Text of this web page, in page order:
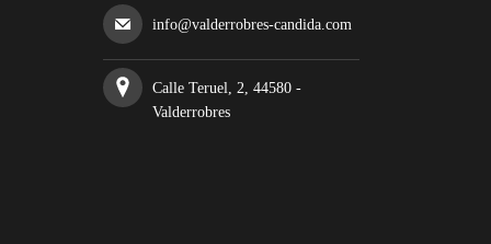
info@valderrobres-candida.com
Calle Teruel, 2, 44580 -
Valderrobres